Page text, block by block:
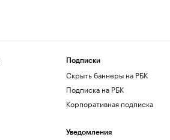
Подписки
Скрыть баннеры на РБК
Подписка на РБК
Корпоративная подписка
Уведомления